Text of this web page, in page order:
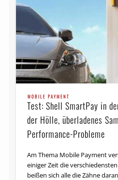
MOBILE PAYMENT
Test: Shell SmartPay in
der Hölle, überladenes
Performance-Probleme
Am Thema Mobile Payment
einiger Zeit die
beißen sich alle die Zähne